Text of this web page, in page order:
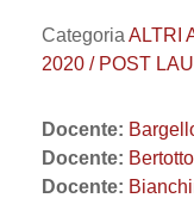
Categoria ALTRI
2020 / POST
Docente:
Docente:
Docente: